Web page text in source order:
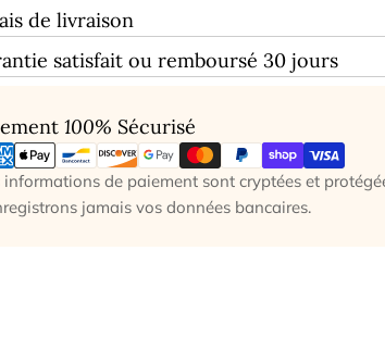
de livraison
satisfait ou remboursé 30 jours
100% Sécurisé
informations de paiement sont cryptées et
jamais vos données bancaires.